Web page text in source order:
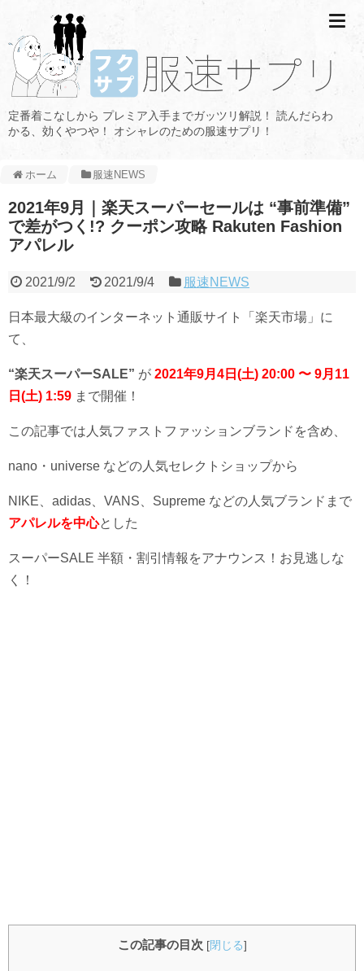
定番着こなしから プレミア入手までガッツリ解説！ 読んだらわ
かる、効くやつや！ オシャレのための服速サプリ！
ホーム 服速NEWS
2021年9月｜楽天スーパーセールは “事前準備”
で差がつく!? クーポン攻略 Rakuten Fashion
アパレル
2021/9/2 2021/9/4 服速NEWS
日本最大級のインターネット通販サイト「楽天市場」に
て、
“楽天スーパーSALE” が 2021年9月4日(土) 20:00 〜 9月11
日(土) 1:59 まで開催！
この記事では人気ファストファッションブランドを含め、
nano・universe などの人気セレクトショップから
NIKE、adidas、VANS、Supreme などの人気ブランドまで
アパレルを中心とした
スーパーSALE 半額・割引情報をアナウンス！お見逃しな
く！
この記事の目次 [閉じる]